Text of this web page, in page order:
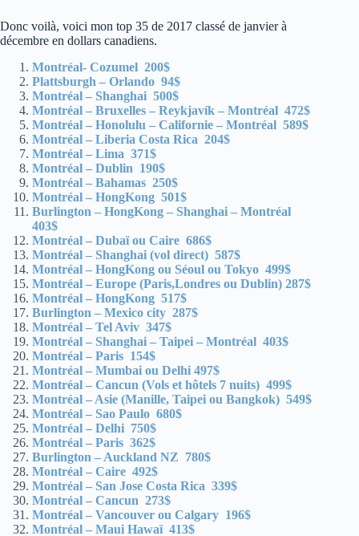
Donc voilà, voici mon top 35 de 2017 classé de janvier à
décembre en dollars canadiens.
Montréal- Cozumel 200$
Plattsburgh – Orlando 94$
Montréal – Shanghai 500$
Montréal – Bruxelles – Reykjavík – Montréal 472$
Montréal – Honolulu – Californie – Montréal 589$
Montréal – Liberia Costa Rica 204$
Montréal – Lima 371$
Montréal – Dublin 190$
Montréal – Bahamas 250$
Montréal – HongKong 501$
Burlington – HongKong – Shanghai – Montréal
403$
Montréal – Dubaï ou Caire 686$
Montréal – Shanghai (vol direct) 587$
Montréal – HongKong ou Séoul ou Tokyo 499$
Montréal – Europe (Paris,Londres ou Dublin) 287$
Montréal – HongKong 517$
Burlington – Mexico city 287$
Montréal – Tel Aviv 347$
Montréal – Shanghai – Taipei – Montréal 403$
Montréal – Paris 154$
Montréal – Mumbai ou Delhi 497$
Montréal – Cancun (Vols et hôtels 7 nuits) 499$
Montréal – Asie (Manille, Taipei ou Bangkok) 549$
Montréal – Sao Paulo 680$
Montréal – Delhi 750$
Montréal – Paris 362$
Burlington – Auckland NZ 780$
Montréal – Caire 492$
Montréal – San Jose Costa Rica 339$
Montréal – Cancun 273$
Montréal – Vancouver ou Calgary 196$
Montréal – Maui Hawaï 413$